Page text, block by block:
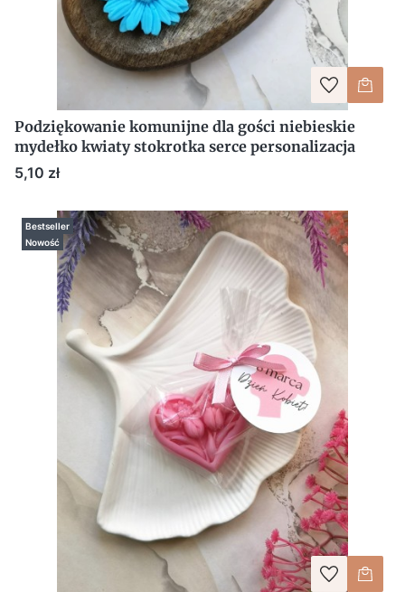
Podziękowanie komunijne dla gości niebieskie
mydełko kwiaty stokrotka serce personalizacja
Cena
5,10 zł
Bestseller
Nowość